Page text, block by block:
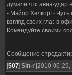
ошибка дорогого стоила.
думали что авиа-удар
- Майор Хелкор! - Чуть
взгляд своих глаз в
Командуйте своими
Сообщение
[507] Sin-r [2010-06-29,